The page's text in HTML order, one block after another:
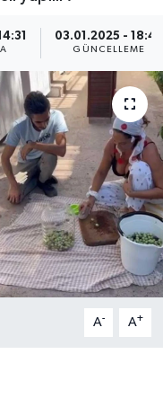
03.01.2025 - 18:45
GÜNCELLEME
A- A+